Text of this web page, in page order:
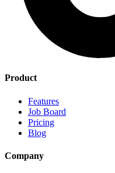
Product
Features
Job Board
Pricing
Blog
Company